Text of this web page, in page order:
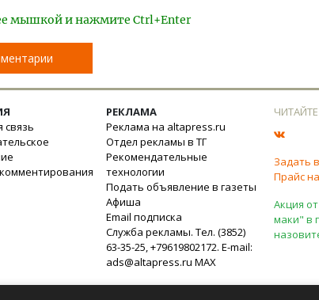
мышкой и нажмите Ctrl+Enter
связь
РЕКЛАМА
Реклама на altapress.ru
Отдел рекламы в ТГ
Рекомендательные
технологии
Подать объявление в газеты
Афиша
Email подписка
Служба рекламы. Тел. (3852)
63-35-25, +79619802172. E-mail:
ads@altapress.ru MAX
Задать
Прайс
Акция
маки" в